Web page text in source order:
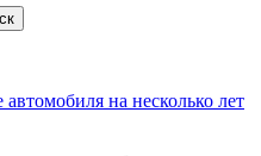
на несколько лет